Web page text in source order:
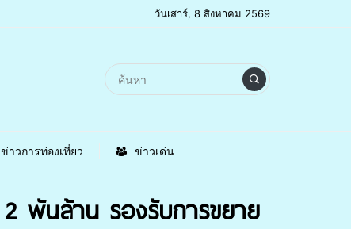
วันเสาร์, 8 สิงหาคม 2569
ข่าวการท่องเที่ยว ข่าวเด่น
พันล้าน รองรับการขยาย